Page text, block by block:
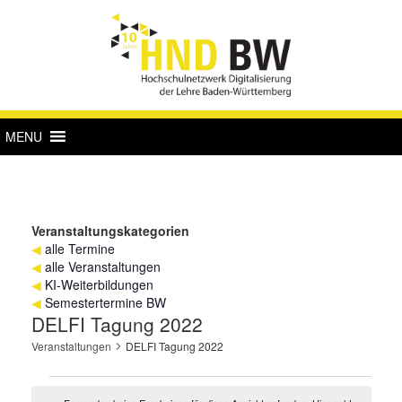
MENU
Veranstaltungskategorien
◀ alle Termine
◀ alle Veranstaltungen
◀ KI-Weiterbildungen
◀ Semestertermine BW
DELFI Tagung 2022
Veranstaltungen DELFI Tagung 2022
Veranstaltungen